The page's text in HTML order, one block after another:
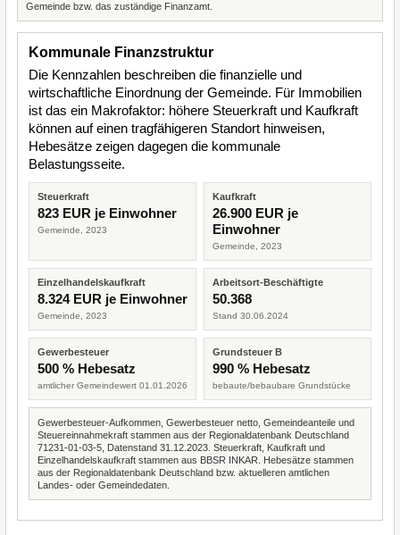
Gemeinde bzw. das zuständige Finanzamt.
Kommunale Finanzstruktur
Die Kennzahlen beschreiben die finanzielle und
wirtschaftliche Einordnung der Gemeinde. Für Immobilien
ist das ein Makrofaktor: höhere Steuerkraft und Kaufkraft
können auf einen tragfähigeren Standort hinweisen,
Hebesätze zeigen dagegen die kommunale
Belastungsseite.
Steuerkraft
823 EUR je Einwohner
Gemeinde, 2023
Kaufkraft
26.900 EUR je
Einwohner
Gemeinde, 2023
Einzelhandelskaufkraft
8.324 EUR je Einwohner
Gemeinde, 2023
Arbeitsort-Beschäftigte
50.368
Stand 30.06.2024
Gewerbesteuer
500 % Hebesatz
amtlicher Gemeindewert 01.01.2026
Grundsteuer B
990 % Hebesatz
bebaute/bebaubare Grundstücke
Gewerbesteuer-Aufkommen, Gewerbesteuer netto, Gemeindeanteile und
Steuereinnahmekraft stammen aus der Regionaldatenbank Deutschland
71231-01-03-5, Datenstand 31.12.2023. Steuerkraft, Kaufkraft und
Einzelhandelskaufkraft stammen aus BBSR INKAR. Hebesätze stammen
aus der Regionaldatenbank Deutschland bzw. aktuelleren amtlichen
Landes- oder Gemeindedaten.